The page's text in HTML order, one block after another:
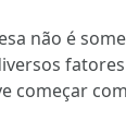
não é
começar